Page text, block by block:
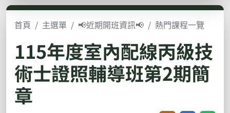
首頁 主選單 📢近期開班資訊📢 熱門課程一覽
115年度室內配線丙級技
術士證照輔導班第2期簡
章